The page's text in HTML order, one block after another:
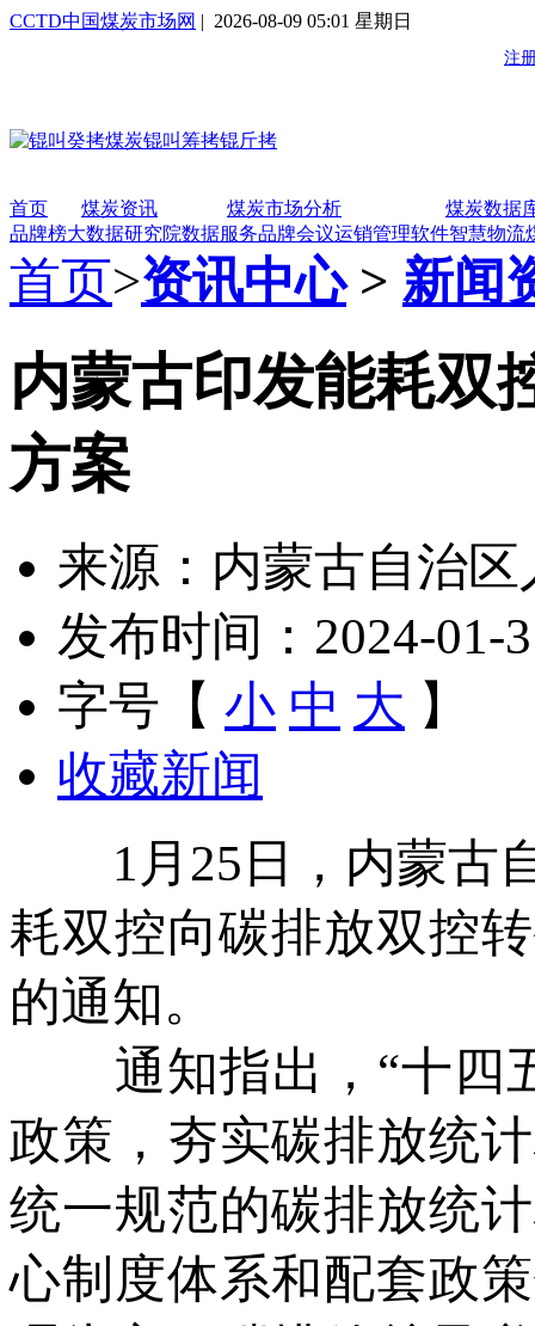
CCTD中国煤炭市场网 | 2026-08-09 05:01 星期日
首页 煤炭资讯 煤炭市场分析
煤炭数据
品牌榜大数据研究院数据服务品牌会议运销管理软件智慧物流
首页>资讯中心> 新闻
内蒙古印发能耗双
方案
来源：内蒙古自治区
发布时间：2024-01-
字号【 小 中 大 】
收藏新闻
1月25日，内蒙古自
耗双控向碳排放双控
的通知。
通知指出，“十四五
政策，夯实碳排放统
统一规范的碳排放统
心制度体系和配套政